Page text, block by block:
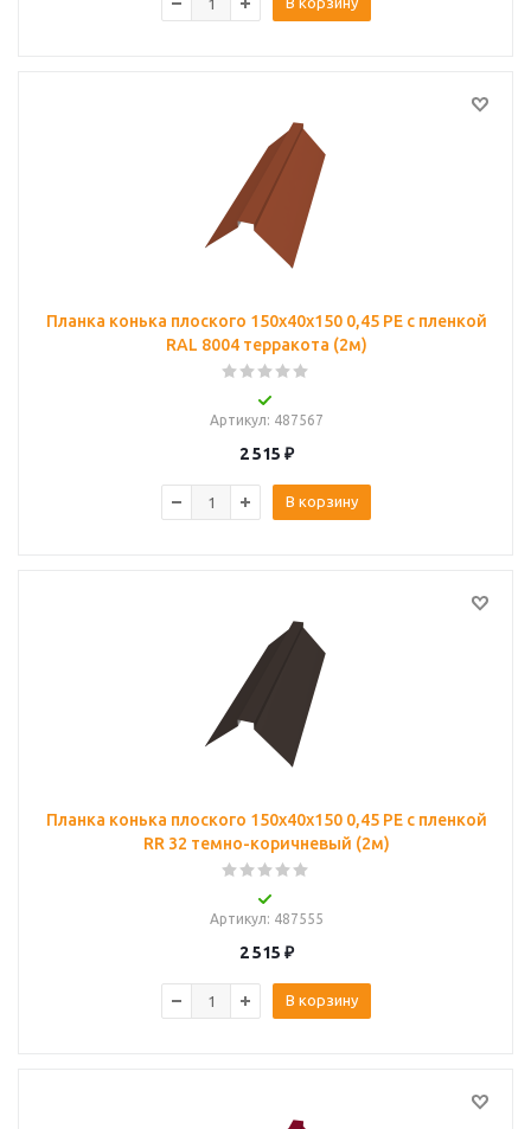
Планка конька плоского 150х40х150 0,45 PE с пленкой
RAL 8004 терракота (2м)
Артикул: 487567
2 515 ₽
В корзину
Планка конька плоского 150х40х150 0,45 PE с пленкой
RR 32 темно-коричневый (2м)
Артикул: 487555
2 515 ₽
В корзину